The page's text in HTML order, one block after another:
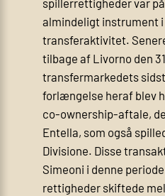
spillerrettigheder var
almindeligt instrument
transferaktivitet.
tilbage af Livorno den
transfermarkedets
forlængelse heraf blev
co‑ownership‑aftale,
Entella, som også
Divisione. Disse
Simeoni i denne
rettigheder skiftede